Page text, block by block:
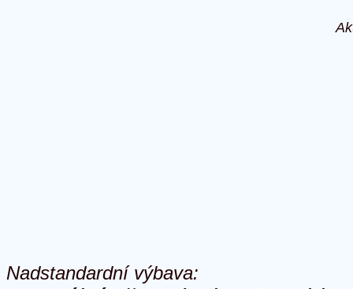
Nadstandardní výbava: